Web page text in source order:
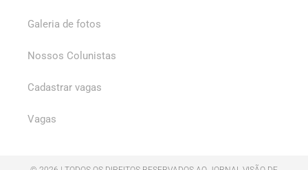
Galeria de fotos
Nossos Colunistas
Cadastrar vagas
Vagas